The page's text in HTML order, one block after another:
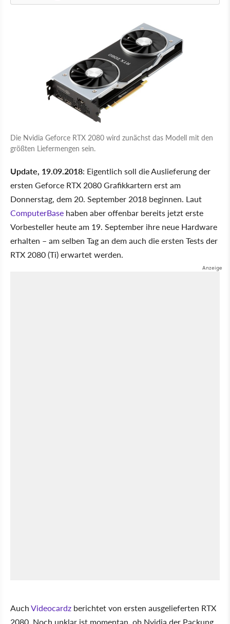
Die Nvidia Geforce RTX 2080 wird zunächst das Modell mit den
größten Liefermengen sein.
Update, 19.09.2018: Eigentlich soll die Auslieferung der
ersten Geforce RTX 2080 Grafikkartern erst am
Donnerstag, dem 20. September 2018 beginnen. Laut
ComputerBase haben aber offenbar bereits jetzt erste
Vorbesteller heute am 19. September ihre neue Hardware
erhalten – am selben Tag an dem auch die ersten Tests der
RTX 2080 (Ti) erwartet werden.
AuchVideocardz berichtet von ersten ausgelieferten RTX